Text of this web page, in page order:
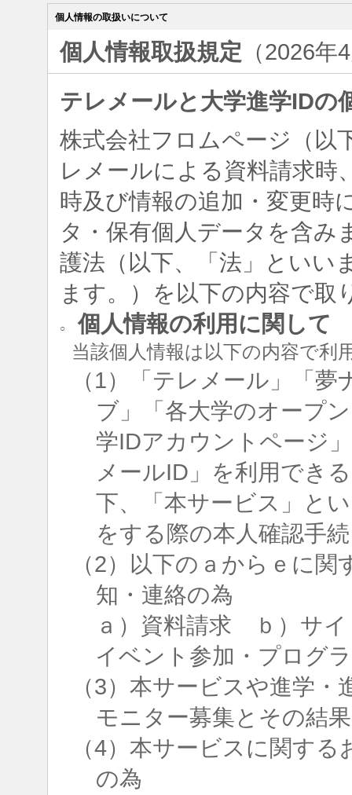
個人情報の取扱いについて
個人情報取扱規定 （2026
テレメールと大学進学IDの
株式会社フロムページ（以
レメールによる資料請求時
時及び情報の追加・変更時
タ・保有個人データを含み
護法（以下、「法」といい
ます。）を以下の内容で取
○ 個人情報の利用に関して
当該個人情報は以下の内容で利
（1）「テレメール」「
ブ」「各大学のオープ
学IDアカウントページ
メールID」を利用でき
下、「本サービス」と
をする際の本人確認手
（2）以下のａからｅに
知・連絡の為
ａ）資料請求 ｂ）サ
イベント参加・プログ
（3）本サービスや進学
モニター募集とその結
（4）本サービスに関す
の為